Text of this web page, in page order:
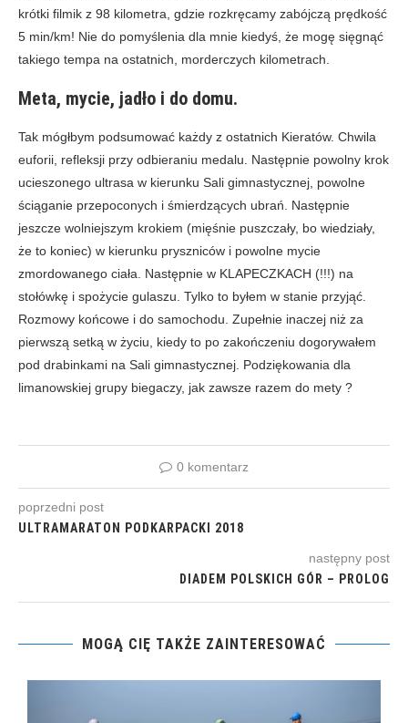
krótki filmik z 98 kilometra, gdzie rozkręcamy zabójczą prędkość
5 min/km! Nie do pomyślenia dla mnie kiedyś, że mogę sięgnąć
takiego tempa na ostatnich, morderczych kilometrach.
Meta, mycie, jadło i do domu.
Tak mógłbym podsumować każdy z ostatnich Kieratów. Chwila
euforii, refleksji przy odbieraniu medalu. Następnie powolny krok
ucieszonego ultrasa w kierunku Sali gimnastycznej, powolne
ściąganie przepoconych i śmierdzących ubrań. Następnie
jeszcze wolniejszym krokiem (mięśnie puszczały, bo wiedziały,
że to koniec) w kierunku pryszniców i powolne mycie
zmordowanego ciała. Następnie w KLAPECZKACH (!!!) na
stołówkę i spożycie gulaszu. Tylko to byłem w stanie przyjąć.
Rozmowy końcowe i do samochodu. Zupełnie inaczej niż za
pierwszą setką w życiu, kiedy to po zakończeniu dogorywałem
pod drabinkami na Sali gimnastycznej. Podziękowania dla
limanowskiej grupy biegaczy, jak zawsze razem do mety ?
0 komentarz
poprzedni post
ULTRAMARATON PODKARPACKI 2018
następny post
DIADEM POLSKICH GÓR – PROLOG
MOGĄ CIĘ TAKŻE ZAINTERESOWAĆ